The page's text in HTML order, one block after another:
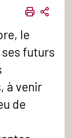
le
futurs
à venir
de